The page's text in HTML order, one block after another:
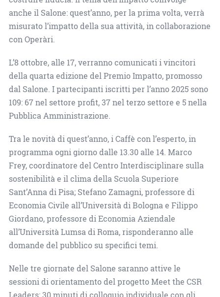
anche il Salone: quest’anno, per la prima volta, verrà
misurato l’impatto della sua attività, in collaborazione
con Operàri.
L’8 ottobre, alle 17, verranno comunicati i vincitori
della quarta edizione del Premio Impatto, promosso
dal Salone. I partecipanti iscritti per l’anno 2025 sono
109: 67 nel settore profit, 37 nel terzo settore e 5 nella
Pubblica Amministrazione.
Tra le novità di quest’anno, i Caffè con l’esperto, in
programma ogni giorno dalle 13.30 alle 14. Marco
Frey, coordinatore del Centro Interdisciplinare sulla
sostenibilità e il clima della Scuola Superiore
Sant’Anna di Pisa; Stefano Zamagni, professore di
Economia Civile all’Università di Bologna e Filippo
Giordano, professore di Economia Aziendale
all’Università Lumsa di Roma, risponderanno alle
domande del pubblico su specifici temi.
Nelle tre giornate del Salone saranno attive le
sessioni di orientamento del progetto Meet the CSR